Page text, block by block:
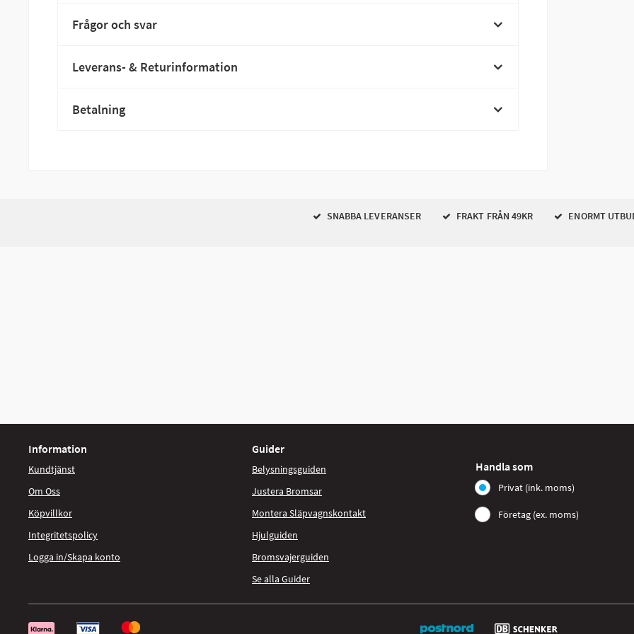
Frågor och svar
Leverans- & Returinformation
Betalning
SNABBA LEVERANSER FRAKT FRÅN 49KR ENORMT
Information
Kundtjänst
Om Oss
Köpvillkor
Integritetspolicy
Logga in/Skapa konto
Guider
Belysningsguiden
Justera Bromsar
Montera Släpvagnskontakt
Hjulguiden
Bromsvajerguiden
Se alla Guider
Handla som
Privat (ink. moms)
Företag (ex. moms)